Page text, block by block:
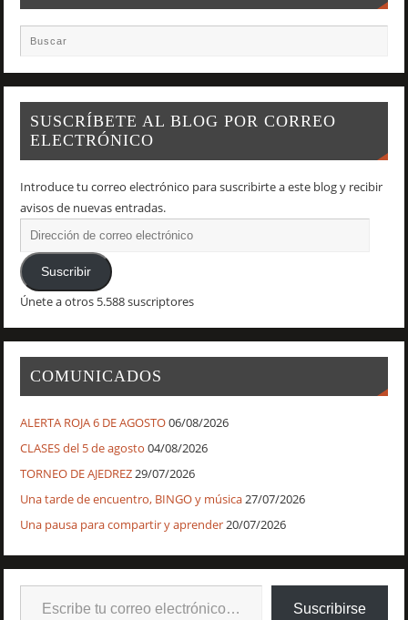
SUSCRÍBETE AL BLOG POR CORREO
ELECTRÓNICO
Introduce tu correo electrónico para suscribirte a este blog y recibir
avisos de nuevas entradas.
Suscribir
Únete a otros 5.588 suscriptores
COMUNICADOS
ALERTA ROJA 6 DE AGOSTO06/08/2026
CLASES del 5 de agosto 04/08/2026
TORNEO DE AJEDREZ29/07/2026
Una tarde de encuentro, BINGO y música27/07/2026
Una pausa para compartir y aprender20/07/2026
Suscribirse